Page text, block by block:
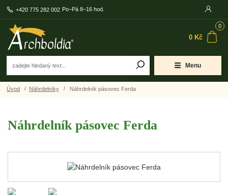
Menu
+420 775 282 002 Po–Pá 8–16 hod.
0
0 Kč
Úvod Náhrdelníky Náhrdelník pásovec Ferda
Náhrdelník pásovec Ferda